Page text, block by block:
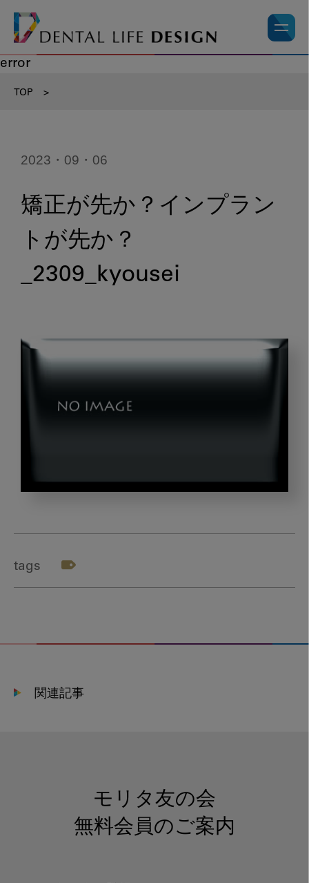
error
TOP >
2023・09・06
矯正が先か？インプラン
トが先か？
_2309_kyousei
が
か？
イ
ラ
tags
関連記事
モリタ友の会
無料会員のご案内